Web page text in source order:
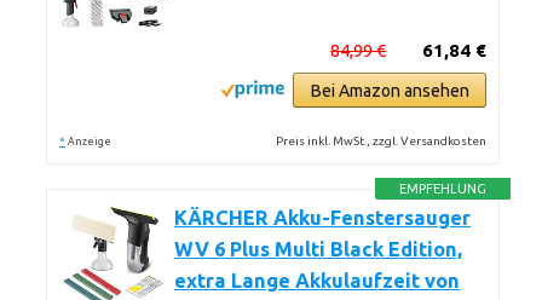
61,84 €
84,99 €
Bei Amazon ansehen
* Anzeige Preis inkl. MwSt., zzgl. Versandkosten
EMPFEHLUNG
KÄRCHER Akku-Fenstersauger
WV 6 Plus Multi Black Edition,
extra Lange Akkulaufzeit von